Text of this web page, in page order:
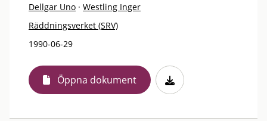
Dellgar Uno · Westling Inger
Räddningsverket (SRV)
1990-06-29
Öppna dokument